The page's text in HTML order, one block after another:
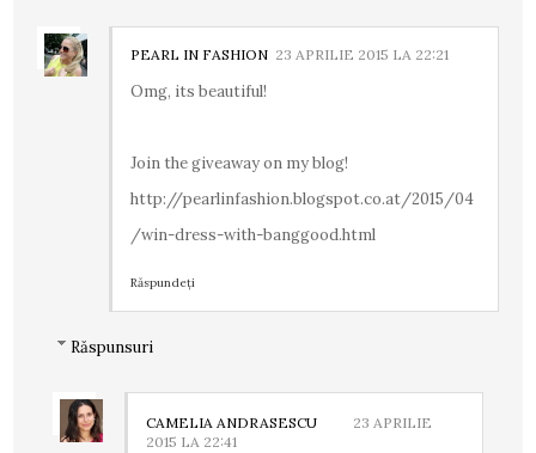
PEARL IN FASHION 23 APRILIE 2015 LA 22:21
Omg, its beautiful!
Join the giveaway on my blog!
http://pearlinfashion.blogspot.co.at/2015/04
/win-dress-with-banggood.html
Răspundeți
Răspunsuri
CAMELIA ANDRASESCU
23 APRILIE
2015 LA 22:41